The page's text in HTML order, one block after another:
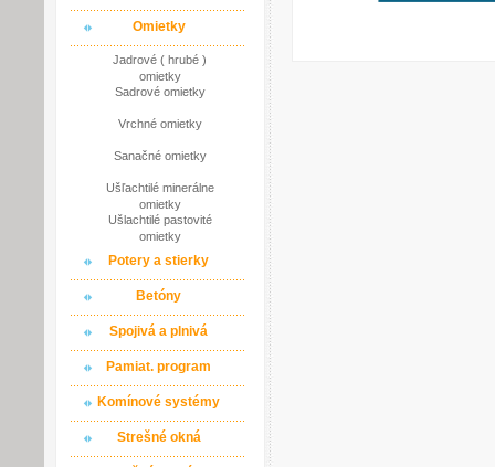
Omietky
Jadrové ( hrubé )
omietky
Sadrové omietky
Vrchné omietky
Sanačné omietky
Ušľachtilé minerálne
omietky
Ušlachtilé pastovité
omietky
Potery a stierky
Betóny
Spojivá a plnivá
Pamiat. program
Komínové systémy
Strešné okná